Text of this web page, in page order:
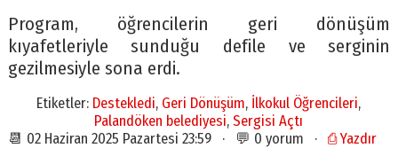
Program, öğrencilerin geri dönüşüm
kıyafetleriyle sunduğu defile ve serginin
gezilmesiyle sona erdi.
Etiketler: Destekledi, Geri Dönüşüm, İlkokul Öğrencileri,
Palandöken belediyesi,Sergisi Açtı
📆 02 Haziran 2025 Pazartesi 23:59 · 💬 0 yorum · ⎙ Yazdır